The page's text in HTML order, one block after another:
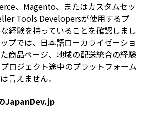
、Magento、またはカスタムセッ
Tools Developersが使用するプ
経験を持っていることを確認しまし
プでは、日本語ローカライゼーショ
商品ページ、地域の配送統合の経験
ロジェクト途中のプラットフォーム
言えません。
JapanDev.jp